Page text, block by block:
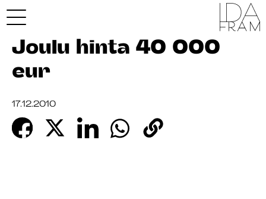
Joulu hinta 40 000
eur
17.12.2010